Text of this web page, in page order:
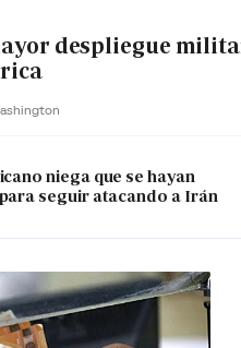
despliegue
niega que se hayan
seguir atacando a Irán